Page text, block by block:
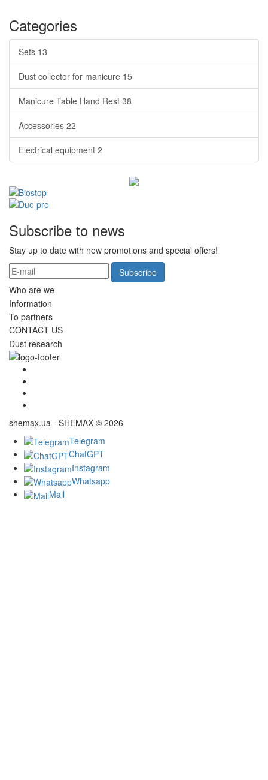
Categories
Sets 13
Dust collector for manicure 15
Manicure Table Hand Rest 38
Accessories 22
Electrical equipment 2
Subscribe to news
Stay up to date with new promotions and special offers!
Subscribe
Who are we
Information
To partners
CONTACT US
Dust research
shemax.ua - SHEMAX © 2026
Telegram
ChatGPT
Instagram
Whatsapp
Mail